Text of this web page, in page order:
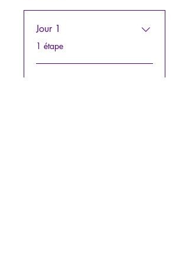
Jour 1
.1 étape